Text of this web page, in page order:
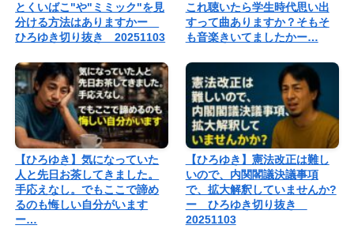
とくいばこ"や"ミミック"を見
分ける方法はありますかー
ひろゆき切り抜き 20251103
これ聴いたら学生時代思い出
すって曲ありますか？そもそ
も音楽きいてましたかー…
【ひろゆき】気になっていた
人と先日お茶してきました。
手応えなし。でもここで諦め
るのも悔しい自分がいます
ー…
【ひろゆき】憲法改正は難し
いので、内関閣議決議事項
で、拡大解釈していませんか?
ー ひろゆき切り抜き
20251103